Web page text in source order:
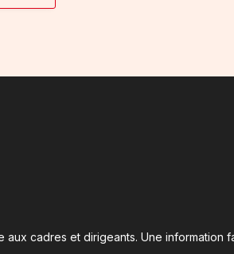
cadres et dirigeants. Une information